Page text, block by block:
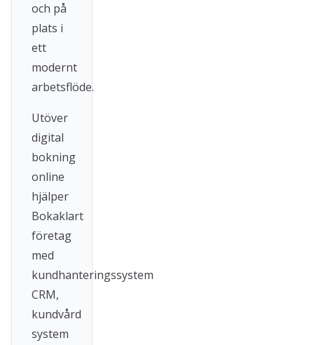
och på
plats i
ett
modernt
arbetsflöde.
Utöver
digital
bokning
online
hjälper
Bokaklart
företag
med
kundhanteringssystem
CRM,
kundvård
system